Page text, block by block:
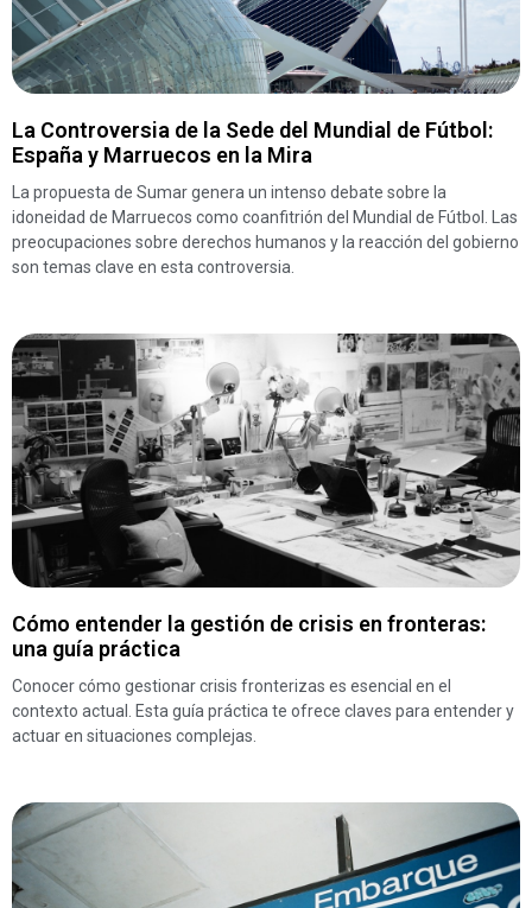
La Controversia de la Sede del Mundial de Fútbol:
España y Marruecos en la Mira
La propuesta de Sumar genera un intenso debate sobre la
idoneidad de Marruecos como coanfitrión del Mundial de Fútbol. Las
preocupaciones sobre derechos humanos y la reacción del gobierno
son temas clave en esta controversia.
Cómo entender la gestión de crisis en fronteras:
una guía práctica
Conocer cómo gestionar crisis fronterizas es esencial en el
contexto actual. Esta guía práctica te ofrece claves para entender y
actuar en situaciones complejas.